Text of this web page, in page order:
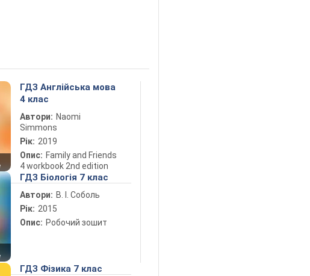
ГДЗ Англійська мова
4 клас
Автори: Naomi
Simmons
Рік: 2019
Опис: Family and Friends
4 workbook 2nd edition
ГДЗ Біологія 7 клас
Автори: В. І. Соболь
Рік: 2015
Опис: Робочий зошит
ГДЗ Фізика 7 клас